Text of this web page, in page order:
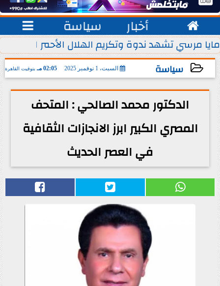
 أخبار سياسة 
يوليو من كل عام
مايا مرسي تشهد ندوة وتكريم الهلال الأحمر
سياسة السبت، 1 نوفمبر 2025 02:05 مـ بتوقيت القاهرة
2025-11-01 14:05:46
الدكتور محمد الصالحي : المتحف
المصري الكبير ابرز الانجازات الثقافية
في العصر الحديث